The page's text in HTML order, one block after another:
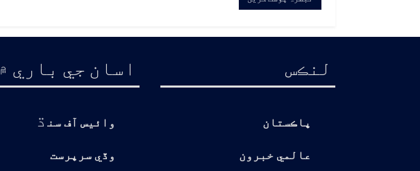
لنڪس
پاڪستان
عالمي خبرون
اسان جي باري ۾
وائيس آف سن ڌ
وڏي سرپرست